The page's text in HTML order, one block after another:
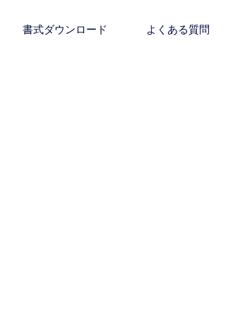
書式ダウンロード よくある質問